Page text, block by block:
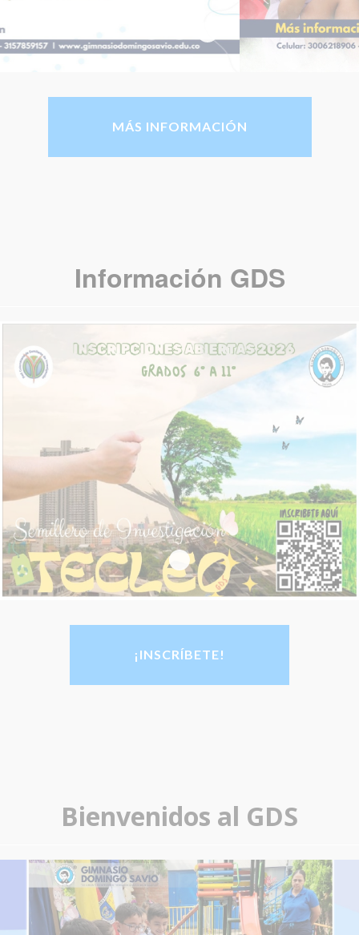
Matrícula Preescolar GDS Diciembre 2026
Cupos disponibles gds 2025
Inscríbete GDS 2026
MÁS INFORMACIÓN
Información GDS
SEMILLERO
¡INSCRÍBETE!
Bienvenidos al GDS